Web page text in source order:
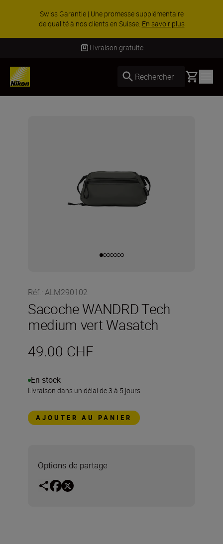
Swiss Garantie | Une promesse supplémentaire
de qualité à nos clients en Suisse. En savoir plus
Livraison gratuite
Rechercher Basket
Réf.: ALM290102
Sacoche WANDRD Tech
medium vert Wasatch
49.00 CHF
En stock
Livraison dans un délai de 3 à 5 jours
AJOUTER AU PANIER
Options de partage